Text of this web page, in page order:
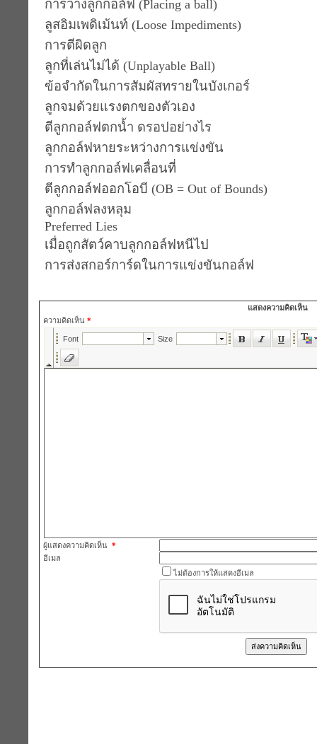
การวางลูกกอล์ฟ (Placing a ball)
ลูสอิมเพดิเม้นท์ (Loose Impediments)
การตีผิดลูก
ลูกที่เล่นไม่ได้ (Unplayable Ball)
ข้อจำกัดในการสัมผัสทรายในบังเกอร์
ลูกจมด้วยแรงตกของตัวเอง
ตีลูกกอล์ฟตกน้ำ ดรอปอย่างไร
ลูกกอล์ฟหายระหว่างการแข่งขัน
การทำลูกกอล์ฟเคลื่อนที่
ตีลูกกอล์ฟออกโอบี (OB = Out of Bounds)
ลูกกอล์ฟลงหลุม
Preferred Lies
เมื่อถูกสัตว์คาบลูกกอล์ฟหนีไป
การส่งสกอร์การ์ดในการแข่งขันกอล์ฟ
แสดงความคิดเห็น
ความคิดเห็น *
ผู้แสดงความคิดเห็น *
อีเมล
ไม่ต้องการให้แสดงอีเมล